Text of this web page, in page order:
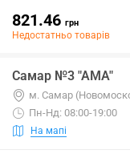
821.46 грн
Недостатньо товарів
Самар №3 "АМА"
м. Самар
Пн-Нд: 08:00-19:00
На мапі